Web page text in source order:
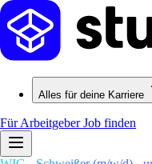
Alles für deine Karriere
Für ArbeitgeberJob finden